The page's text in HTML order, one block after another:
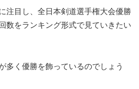
注目し、全日本剣道選手権大会優勝
数をランキング形式で見ていきたい
多く優勝を飾っているのでしょう